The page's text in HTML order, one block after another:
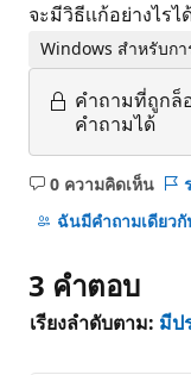
จะมีวิธีเเก้อย่างไ
Windows สำหรับก
คำถามที่ถูกล็
คำถามได้
0 ความคิดเห็น
ไม่มี
ข้อคิด
ฉันมีคําถามเดียว
3 คําตอบ
เรียงลำดับตาม: มีป